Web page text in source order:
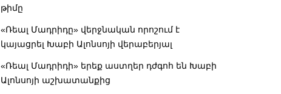
թիմը
«Ռեալ Մադրիդը» վերջնական որոշում է
կայացրել Խաբի Ալոնսոյի վերաբերյալ
«Ռեալ Մադրիդի» երեք աստղեր դժգոհ են Խաբի
Ալոնսոյի աշխատանքից